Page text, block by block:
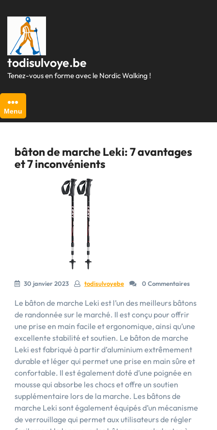
au
contenu
todisulvoye.be
Tenez-vous en forme avec le Nordic Walking !
Menu
bâton de marche Leki: 7 avantages
et 7 inconvénients
30 janvier 2023 todisulvoyebe 0 Commentaires
Le bâton de marche Leki est l’un des meilleurs bâtons
de randonnée sur le marché. Il est conçu pour offrir
une prise en main facile et ergonomique, ainsi qu’une
excellente stabilité et soutien. Le bâton de marche
Leki est fabriqué à partir d’aluminium extrêmement
durable et léger qui permet une prise en main sûre et
confortable. Il est également doté d’une poignée en
mousse qui absorbe les chocs et offre un soutien
supplémentaire lors de la marche. Les bâtons de
marche Leki sont également équipés d’un mécanisme
de verrouillage qui permet aux utilisateurs de régler